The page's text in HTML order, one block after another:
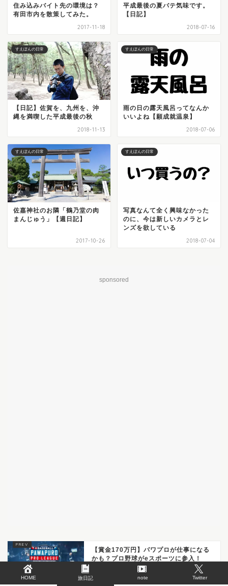
住み込みバイト先の環境は？
有田市内を散策してみた。
2017-11-18
平成最後の夏バテ気味です。
【日記】
2018-07-16
すえぽんの日常
【日記】佐賀を、九州を、沖
縄を満喫した平成最後の秋
2018-11-13
すえぽんの日常
雨の日の露天風呂ってなんか
いいよね【願成就温泉】
2018-07-06
すえぽんの日常
佐嘉神社のお隣「鶴乃堂の肉
まんじゅう」【週日記】
2017-10-26
すえぽんの日常
写真なんて全く興味なかった
のに、今は新しいカメラとレ
ンズを欲している
2018-07-04
sponsored
【賞金170万円】パワプロが仕事になる
かも？プロ野球がeスポーツに参入！
HOME 旅日記 note Twitter